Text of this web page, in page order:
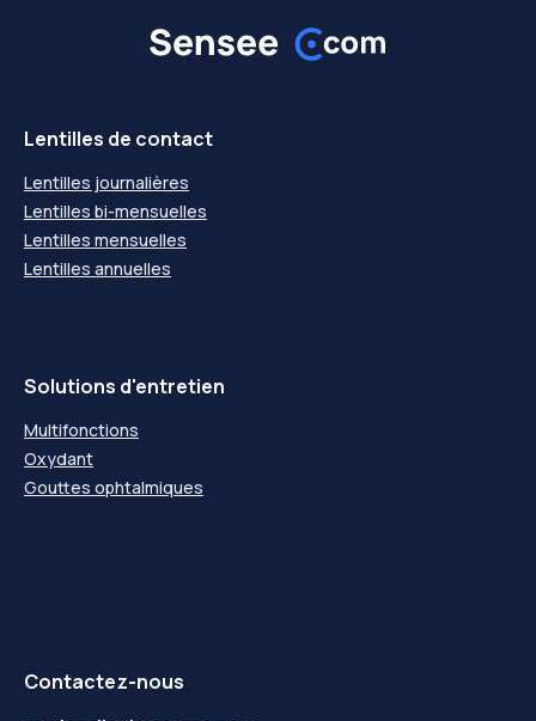
Lentilles de contact
Lentilles journalières
Lentilles bi-mensuelles
Lentilles mensuelles
Lentilles annuelles
Solutions d'entretien
Multifonctions
Oxydant
Gouttes ophtalmiques
Contactez-nous